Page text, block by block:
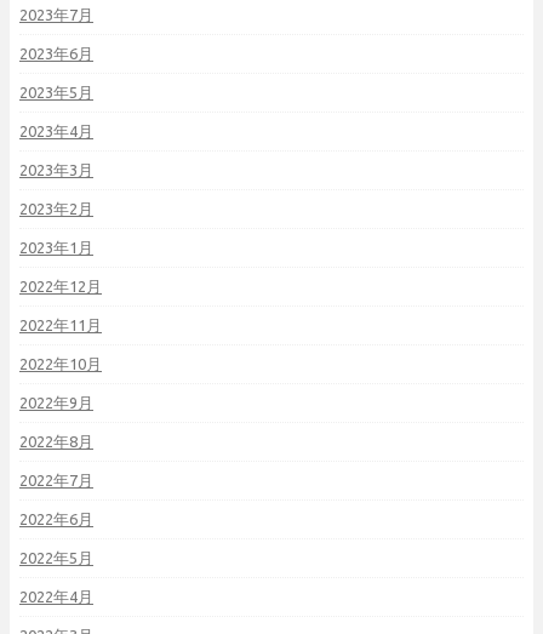
2023年7月
2023年6月
2023年5月
2023年4月
2023年3月
2023年2月
2023年1月
2022年12月
2022年11月
2022年10月
2022年9月
2022年8月
2022年7月
2022年6月
2022年5月
2022年4月